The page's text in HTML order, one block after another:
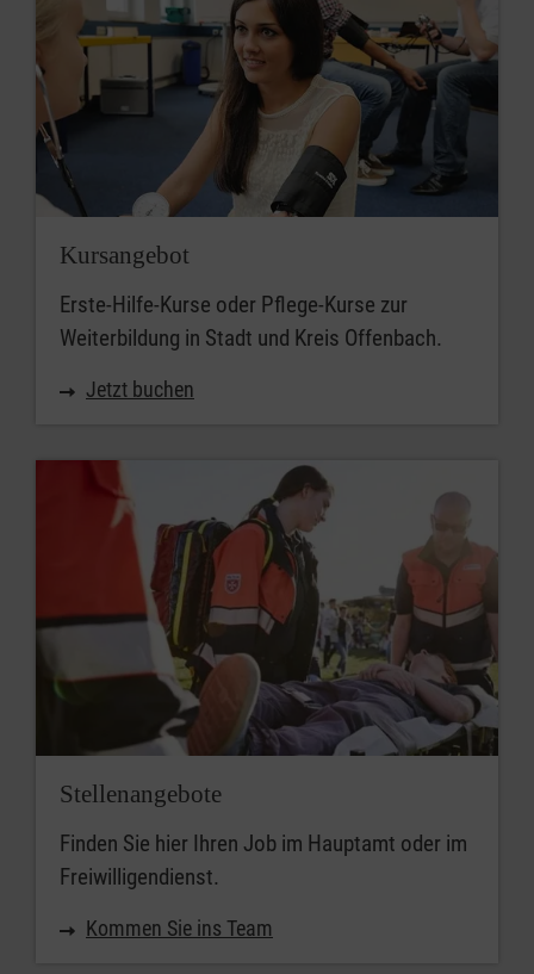
Kursangebot
Erste-Hilfe-Kurse oder Pflege-Kurse zur
Weiterbildung in Stadt und Kreis Offenbach.
Jetzt buchen
Stellenangebote
Finden Sie hier Ihren Job im Hauptamt oder im
Freiwilligendienst.
Kommen Sie ins Team